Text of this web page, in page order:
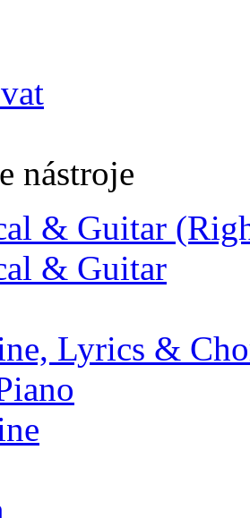
nástroje
& Guitar
& Guitar
Lyrics &